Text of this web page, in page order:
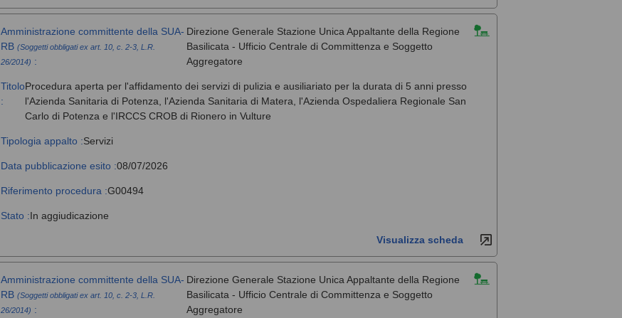
Amministrazione committente della SUA-
RB (Soggetti obbligati ex art. 10, c. 2-3, L.R.
26/2014) :
Direzione Generale Stazione Unica Appaltante della Regione
Basilicata - Ufficio Centrale di Committenza e Soggetto
Aggregatore
Titolo
:
Procedura aperta per l'affidamento dei servizi di pulizia e ausiliariato per la durata di 5 anni presso
l'Azienda Sanitaria di Potenza, l'Azienda Sanitaria di Matera, l'Azienda Ospedaliera Regionale San
Carlo di Potenza e l'IRCCS CROB di Rionero in Vulture
Tipologia appalto :Servizi
Data pubblicazione esito :08/07/2026
Riferimento procedura :G00494
Stato :In aggiudicazione
Visualizza scheda
Amministrazione committente della SUA-
RB (Soggetti obbligati ex art. 10, c. 2-3, L.R.
26/2014) :
Direzione Generale Stazione Unica Appaltante della Regione
Basilicata - Ufficio Centrale di Committenza e Soggetto
Aggregatore